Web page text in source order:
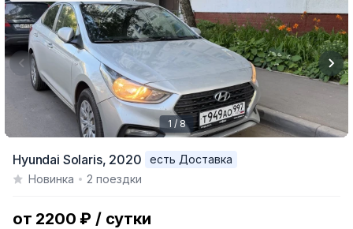
of
1 / 8
Hyundai Solaris, 2020
есть Доставка
Новинка
2 поездки
от 2200 ₽ / сутки